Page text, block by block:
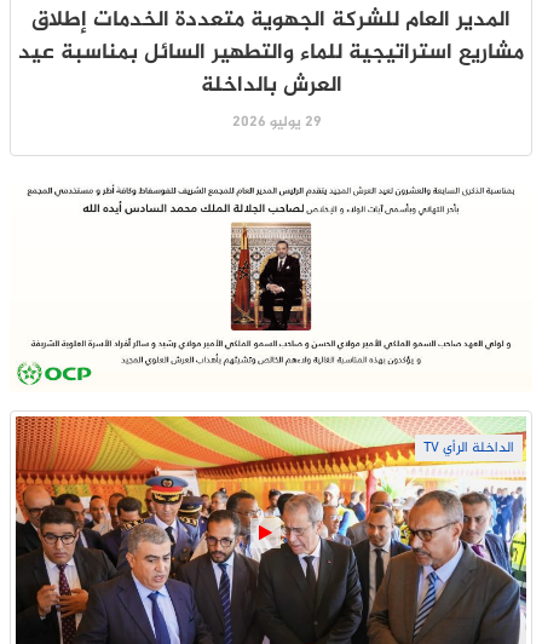
المدير العام للشركة الجهوية متعددة الخدمات إطلاق
مشاريع استراتيجية للماء والتطهير السائل بمناسبة عيد
العرش بالداخلة
29 يوليو 2026
الداخلة الرأي TV